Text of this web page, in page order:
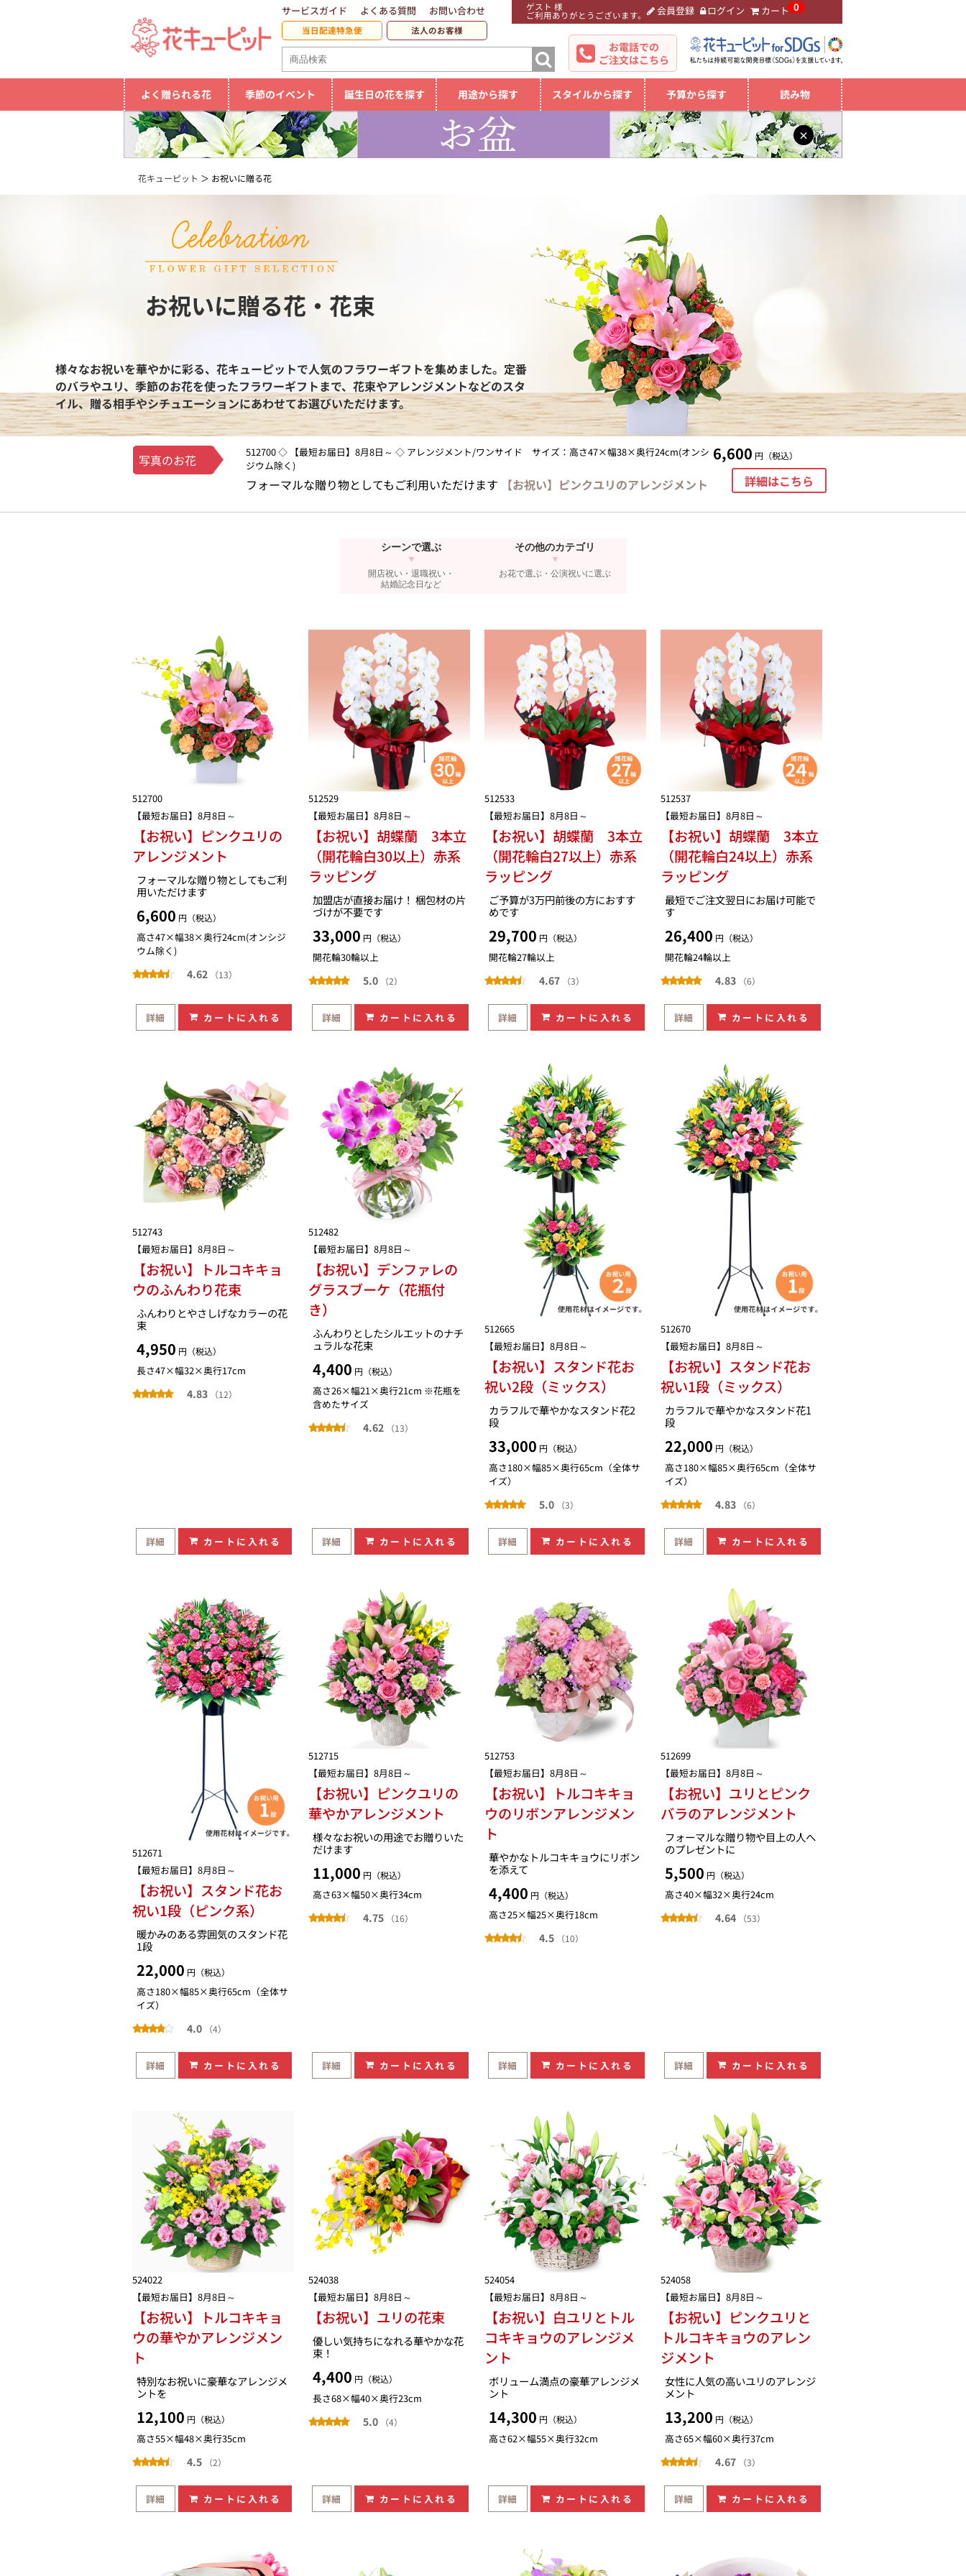
ゲスト 様
ご利用ありがとうございます。 会員登録 ログイン カート 0
サービスガイド よくある質問 お問い合わせ
当日配達特急便 法人のお客様
お電話での
ご注文はこちら
よく贈られる花 季節のイベント 誕生日の花を探す 用途から探す スタイルから探す 予算から探す 読み物
×
花キューピット お祝いに贈る花
お祝いに贈る花・花束
様々なお祝いを華やかに彩る、花キューピットで人気のフラワーギフトを集めました。定番
のバラやユリ、季節のお花を使ったフラワーギフトまで、花束やアレンジメントなどのスタ
イル、贈る相手やシチュエーションにあわせてお選びいただけます。
写真のお花
512700 ◇ 【最短お届日】8月8日～ ◇ アレンジメント/ワンサイド サイズ：高さ47×幅38×奥行24cm(オンシ
ジウム除く)
フォーマルな贈り物としてもご利用いただけます 【お祝い】ピンクユリのアレンジメント
6,600 円（税込）
詳細はこちら
シーンで選ぶ
開店祝い・退職祝い・
結婚記念日など
その他のカテゴリ
お花で選ぶ・ 公演祝いに選ぶ
512700
【最短お届日】8月8日～
【お祝い】ピンクユリの
アレンジメント
フォーマルな贈り物としてもご利
用いただけます
6,600 円（税込）
高さ47×幅38×奥行24cm(オンシジ
ウム除く)
4.62 （13）
詳細 カートに入れる
512529
【最短お届日】8月8日～
【お祝い】胡蝶蘭 3本立
（開花輪白30以上）赤系
ラッピング
加盟店が直接お届け！ 梱包材の片
づけが不要です
33,000 円（税込）
開花輪30輪以上
5.0 （2）
詳細 カートに入れる
512533
【最短お届日】8月8日～
【お祝い】胡蝶蘭 3本立
（開花輪白27以上）赤系
ラッピング
ご予算が3万円前後の方におすす
めです
29,700 円（税込）
開花輪27輪以上
4.67 （3）
詳細 カートに入れる
512537
【最短お届日】8月8日～
【お祝い】胡蝶蘭 3本立
（開花輪白24以上）赤系
ラッピング
最短でご注文翌日にお届け可能で
す
26,400 円（税込）
開花輪24輪以上
4.83 （6）
詳細 カートに入れる
512743
【最短お届日】8月8日～
【お祝い】トルコキキョ
ウのふんわり花束
ふんわりとやさしげなカラーの花
束
4,950 円（税込）
長さ47×幅32×奥行17cm
4.83 （12）
詳細 カートに入れる
512482
【最短お届日】8月8日～
【お祝い】デンファレの
グラスブーケ（花瓶付
き）
ふんわりとしたシルエットのナチ
ュラルな花束
4,400 円（税込）
高さ26×幅21×奥行21cm ※花瓶を
含めたサイズ
4.62 （13）
詳細 カートに入れる
512665
【最短お届日】8月8日～
【お祝い】スタンド花お
祝い2段（ミックス）
カラフルで華やかなスタンド花2
段
33,000 円（税込）
高さ180×幅85×奥行65cm（全体サ
イズ）
5.0 （3）
詳細 カートに入れる
512670
【最短お届日】8月8日～
【お祝い】スタンド花お
祝い1段（ミックス）
カラフルで華やかなスタンド花1
段
22,000 円（税込）
高さ180×幅85×奥行65cm（全体サ
イズ）
4.83 （6）
詳細 カートに入れる
512671
【最短お届日】8月8日～
【お祝い】スタンド花お
祝い1段（ピンク系）
暖かみのある雰囲気のスタンド花
1段
22,000 円（税込）
高さ180×幅85×奥行65cm（全体サ
イズ）
4.0 （4）
詳細 カートに入れる
512715
【最短お届日】8月8日～
【お祝い】ピンクユリの
華やかアレンジメント
様々なお祝いの用途でお贈りいた
だけます
11,000 円（税込）
高さ63×幅50×奥行34cm
4.75 （16）
詳細 カートに入れる
512753
【最短お届日】8月8日～
【お祝い】トルコキキョ
ウのリボンアレンジメン
ト
華やかなトルコキキョウにリボン
を添えて
4,400 円（税込）
高さ25×幅25×奥行18cm
4.5 （10）
詳細 カートに入れる
512699
【最短お届日】8月8日～
【お祝い】ユリとピンク
バラのアレンジメント
フォーマルな贈り物や目上の人へ
のプレゼントに
5,500 円（税込）
高さ40×幅32×奥行24cm
4.64 （53）
詳細 カートに入れる
524022
【最短お届日】8月8日～
【お祝い】トルコキキョ
ウの華やかアレンジメン
ト
特別なお祝いに豪華なアレンジメ
ントを
12,100 円（税込）
高さ55×幅48×奥行35cm
4.5 （2）
詳細 カートに入れる
524038
【最短お届日】8月8日～
【お祝い】ユリの花束
優しい気持ちになれる華やかな花
束！
4,400 円（税込）
長さ68×幅40×奥行23cm
5.0 （4）
詳細 カートに入れる
524054
【最短お届日】8月8日～
【お祝い】白ユリとトル
コキキョウのアレンジメ
ント
ボリューム満点の豪華アレンジメ
ント
14,300 円（税込）
高さ62×幅55×奥行32cm
詳細 カートに入れる
524058
【最短お届日】8月8日～
【お祝い】ピンクユリと
トルコキキョウのアレン
ジメント
女性に人気の高いユリのアレンジ
メント
13,200 円（税込）
高さ65×幅60×奥行37cm
4.67 （3）
詳細 カートに入れる